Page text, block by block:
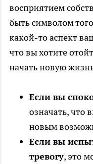
восприятием
быть символом
какой-то аспект
что вы хотите
начать новую
Если вы
означать, что
новым
Если вы
тревогу, это